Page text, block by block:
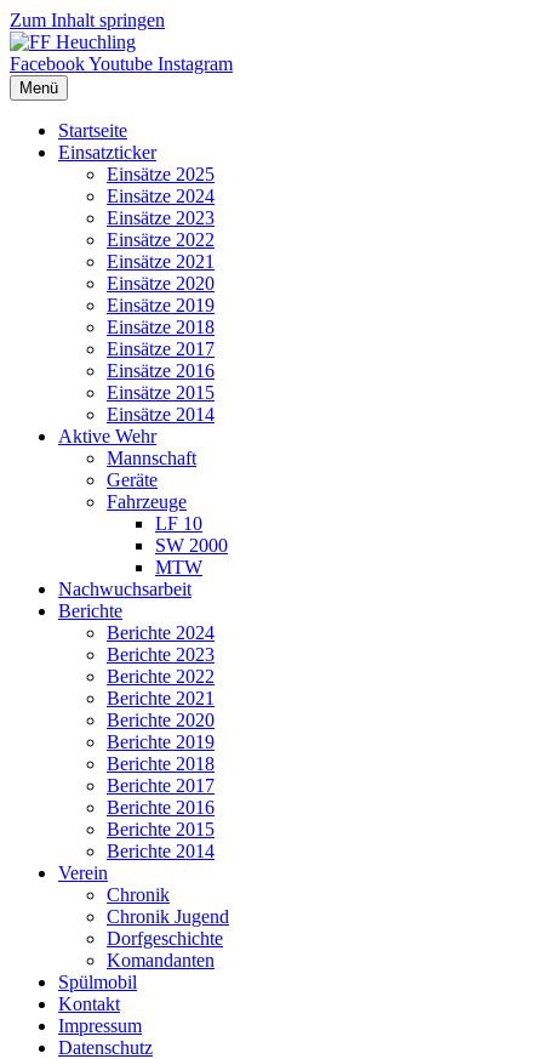
Zum Inhalt springen
FacebookYoutube Instagram
Menü
Startseite
Einsatzticker
Einsätze 2025
Einsätze 2024
Einsätze 2023
Einsätze 2022
Einsätze 2021
Einsätze 2020
Einsätze 2019
Einsätze 2018
Einsätze 2017
Einsätze 2016
Einsätze 2015
Einsätze 2014
Aktive Wehr
Mannschaft
Geräte
Fahrzeuge
LF 10
SW 2000
MTW
Nachwuchsarbeit
Berichte
Berichte 2024
Berichte 2023
Berichte 2022
Berichte 2021
Berichte 2020
Berichte 2019
Berichte 2018
Berichte 2017
Berichte 2016
Berichte 2015
Berichte 2014
Verein
Chronik
Chronik Jugend
Dorfgeschichte
Komandanten
Spülmobil
Kontakt
Impressum
Datenschutz